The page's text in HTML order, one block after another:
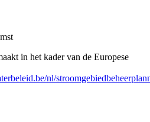
in het kader van de Europese
nl/